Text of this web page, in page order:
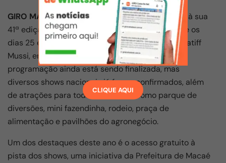
GIRO MACAÉ– A tradicional Expo Macaé chega à sua
41ª edição e promete movimentar a cidade entre os
dias 25 e 29 de julho, no Parque de Exposições Latiff
Mussi, em celebração aos 212 anos de Macaé. A
programação ainda está sendo finalizada, mas
diversos shows nacionais já foram confirmados, além
de atrações para todas as idades, como parque de
diversões, mini fazendinha, rodeio, praça de
alimentação e pavilhões do agronegócio.
Um dos destaques deste ano é o acesso gratuito à
pista dos shows, uma iniciativa da Prefeitura de Macaé
CLIQUE AQUI